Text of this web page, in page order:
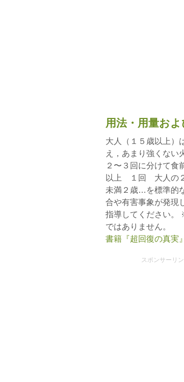
用法・用量お
大人（１５歳以上）
え，あまり強くない
２〜３回に分けて食
以上 １回 大人の
未満２歳…を標準的
合や有害事象が発現
指導してください。
ではありません。
書籍『超回復の真実
スポンサーリ